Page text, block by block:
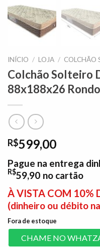
INÍCIO / LOJA / COLCHÃO
Colchão Solteiro
88x188x26
R$599,00
Pague na entrega
R$59,90 no cartão
À VISTA COM 10%
(dinheiro ou débito
Fora de estoque
CHAME NO